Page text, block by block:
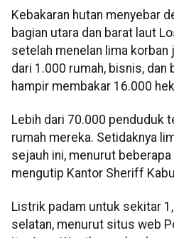
Kebakaran hutan menyebar
bagian utara dan barat laut
setelah menelan lima korban
dari 1.000 rumah, bisnis, dan
hampir membakar 16.000
Lebih dari 70.000 penduduk
rumah mereka. Setidaknya
sejauh ini, menurut
mengutip Kantor Sheriff
Listrik padam untuk sekitar
selatan, menurut situs web